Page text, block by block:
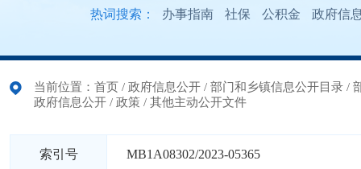
热词搜索： 办事指南 社保 公积金 政府信
当前位置： 首页 / 政府信息公开 / 部门和乡镇信息公开目录 /
政府信息公开 / 政策 / 其他主动公开文件
索引号 MB1A08302/2023-05365